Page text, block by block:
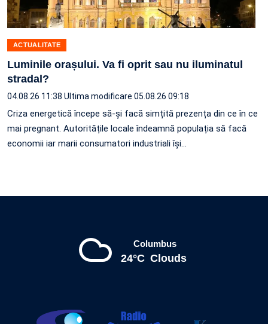
ACTUALITATE
Luminile orașului. Va fi oprit sau nu iluminatul
stradal?
04.08.26 11:38 Ultima modificare 05.08.26 09:18
Criza energetică începe să-și facă simțită prezența din ce în ce
mai pregnant. Autoritățile locale îndeamnă populația să facă
economii iar marii consumatori industriali își…
Columbus
24°C Clouds